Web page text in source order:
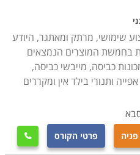
השאלה "לתקן או לשדרג?".
החשמל הביתיים שלנו;
לזולים יותר, אך עם זאת הם
קשים יותר לתיקון. לימודי
את כל הידע הנדרש
האפשרות הראשונה, אשר
מבין השתיים.
חשמל מתרכז פחות
שימושי, מרתק ומאתגר, היודע
בחמשת המוצרים הנמצאים
כביסה, מייבשי כביסה,
ותנורי בילד אין ומקררים
פרטי הקורס 